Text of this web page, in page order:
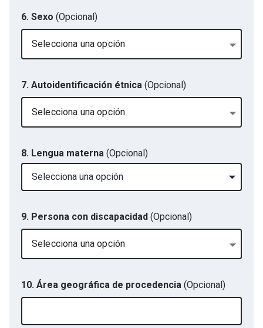
6. Sexo (Opcional)
Selecciona una opción
7. Autoidentificación étnica (Opcional)
Selecciona una opción
8. Lengua materna (Opcional)
Selecciona una opción
9. Persona con discapacidad (Opcional)
Selecciona una opción
10. Área geográfica de procedencia (Opcional)